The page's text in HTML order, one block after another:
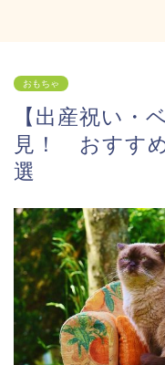
おもちゃ
【出産祝い・
見！ おすす
選